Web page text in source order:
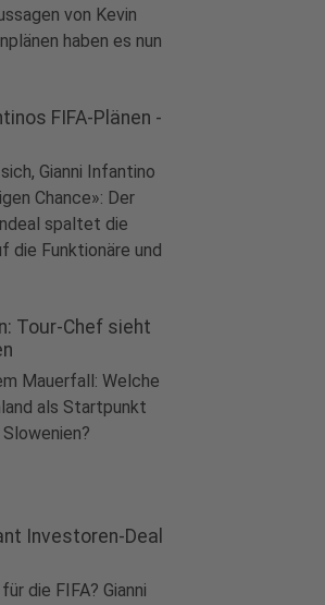
von Kevin
haben es nun
FIFA-Plänen -
Gianni Infantino
Chance»: Der
spaltet die
die Funktionäre und
Tour-Chef sieht
Mauerfall: Welche
als Startpunkt
Investoren-Deal
die FIFA? Gianni